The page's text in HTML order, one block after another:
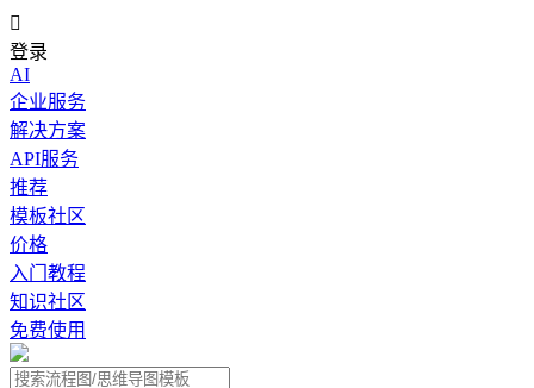

登录
AI
企业服务
解决方案
API服务
推荐
模板社区
价格
入门教程
知识社区
免费使用